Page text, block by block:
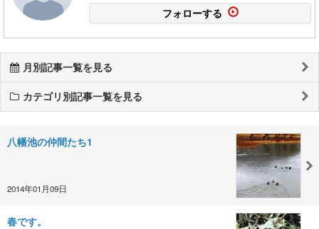
フォローする
月別記事一覧を見る
カテゴリ別記事一覧を見る
八幡池の仲間たち1
2014年01月09日
春です。